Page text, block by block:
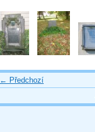
← Předchozí